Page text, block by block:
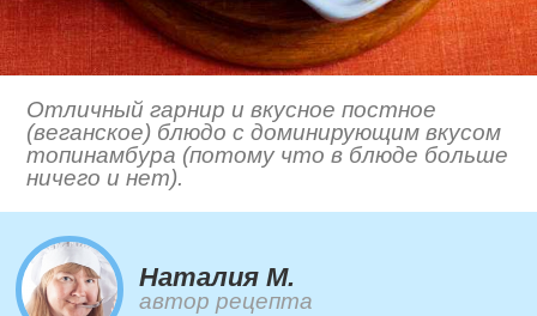
Отличный гарнир и вкусное постное
(веганское) блюдо с доминирующим вкусом
топинамбура (потому что в блюде больше
ничего и нет).
Наталия М.
автор рецепта